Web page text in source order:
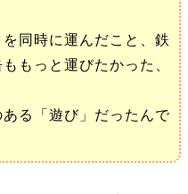
同時に運んだこと、鉄
もっと運びたかった、
る「遊び」だったんで